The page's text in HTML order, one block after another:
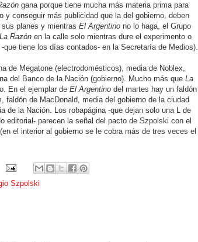
gana porque tiene mucha más materia prima para
y conseguir más publicidad que la del gobierno, deben
planes y mientras El Argentino no lo haga, el Grupo
La Razón en la calle solo mientras dure el experimento o
que tiene los días contados- en la Secretaría de Medios).
de Megatone (electrodomésticos), media de Noblex,
del Banco de la Nación (gobierno). Mucho más que La
En el ejemplar de El Argentino del martes hay un faldón
faldón de MacDonald, media del gobierno de la ciudad
de la Nación. Los robapágina -que dejan solo una L de
editorial- parecen la señal del pacto de Szpolski con el
el interior al gobierno se le cobra más de tres veces el
Szpolski